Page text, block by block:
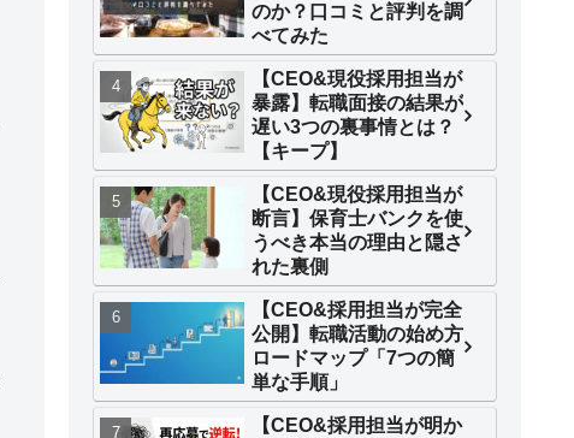
のか？口コミと評判を調
べてみた
【CEO&現役採用担当が
暴露】転職面接の結果が
遅い3つの裏事情とは？
【キープ】
【CEO&現役採用担当が
断言】保育士バンクを使
うべき本当の理由と隠さ
れた裏側
【CEO&採用担当が完全
公開】転職活動の始め方
ロードマップ「7つの簡
単な手順」
【CEO&採用担当が明か